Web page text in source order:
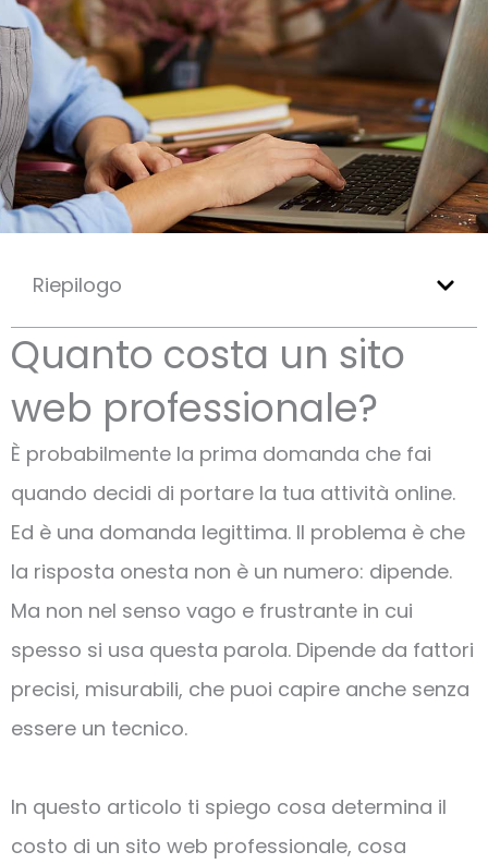
Riepilogo
Quanto costa un sito
web professionale?
È probabilmente la prima domanda che fai
quando decidi di portare la tua attività online.
Ed è una domanda legittima. Il problema è che
la risposta onesta non è un numero: dipende.
Ma non nel senso vago e frustrante in cui
spesso si usa questa parola. Dipende da fattori
precisi, misurabili, che puoi capire anche senza
essere un tecnico.
In questo articolo ti spiego cosa determina il
costo di un sito web professionale, cosa